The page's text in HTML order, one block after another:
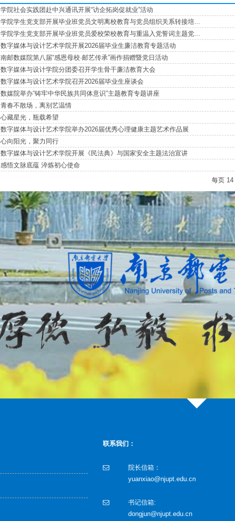
学院社会实践团赴中兴通讯开展“访企拓岗促就业”活动
学院学生党支部开展毕业班党员文明离校教育与党员组织关系转接培...
学院学生党支部开展毕业班党员爱校荣校教育与重温入党誓词主题党...
数字媒体与设计艺术学院开展2026届毕业生廉洁教育专题活动
南邮数媒院第八届“感恩母校·邮艺传承”画作捐赠暨党日活动
数字媒体与设计学院分团委召开学生骨干廉洁教育大会
数字媒体与设计艺术学院召开2026届毕业生座谈会
数媒院举办“铸牢中华民族共同体意识”主题教育专题讲座
青春不散场，离别艺温情
心藏星光，瓶载希望
数字媒体与设计艺术学院举办2026届优秀心理健康主题艺术作品展
心向阳光，聚力同行
数字媒体与设计艺术学院开展《民法典》与国家安全主题法治宣讲
感悟文脉底蕴 淬炼初心使命
每页 14
联系我们：
院长信箱：
yuanxiao@njupt.edu.cn
书记信箱:
dongjun@njupt.edu.cn